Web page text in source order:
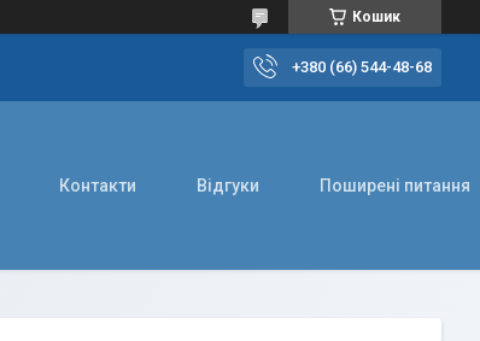
Кошик
+380 (66) 544-48-68
Контакти Відгуки Поширені питання